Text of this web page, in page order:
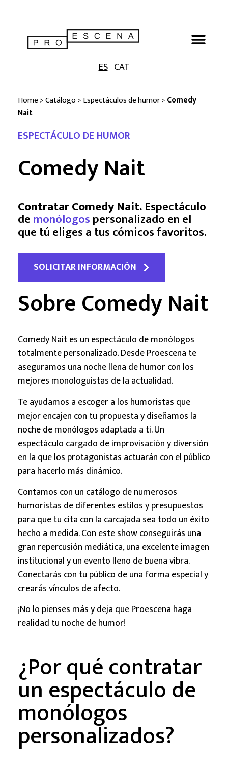
ESCAT
Home>Catálogo > Espectáculos de humor> Comedy
Nait
ESPECTÁCULO DE HUMOR
Comedy Nait
Contratar Comedy Nait.Espectáculo
demonólogospersonalizado en el
que tú eliges a tus cómicos favoritos.
SOLICITAR INFORMACIÓN
Sobre Comedy Nait
Comedy Nait es un espectáculo de monólogos
totalmente personalizado. Desde Proescena te
aseguramos una noche llena de humor con los
mejores monologuistas de la actualidad.
Te ayudamos a escoger a los humoristas que
mejor encajen con tu propuesta y diseñamos la
noche de monólogos adaptada a ti. Un
espectáculo cargado de improvisación y diversión
en la que los protagonistas actuarán con el público
para hacerlo más dinámico.
Contamos con un catálogo de numerosos
humoristas de diferentes estilos y presupuestos
para que tu cita con la carcajada sea todo un éxito
hecho a medida. Con este show conseguirás una
gran repercusión mediática, una excelente imagen
institucional y un evento lleno de buena vibra.
Conectarás con tu público de una forma especial y
crearás vínculos de afecto.
¡No lo pienses más y deja que Proescena haga
realidad tu noche de humor!
¿Por qué contratar
un espectáculo de
monólogos
personalizados?